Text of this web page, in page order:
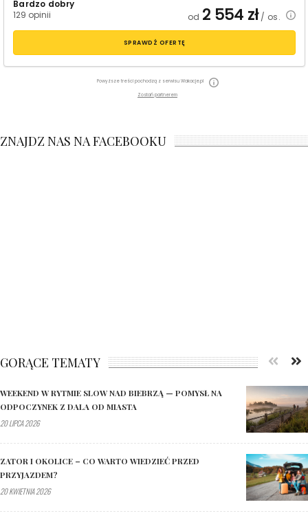
Bardzo dobry
129 opinii
od 2 554 zł/ os.
SPRAWDŹ OFERTĘ
Powyższe treści pochodzą z serwisu Wakacje.pl
Zostań partnerem
ZNAJDZ NAS NA FACEBOOKU
GORĄCE TEMATY
WEEKEND W RYTMIE SLOW NAD BIEBRZĄ — POMYSŁ NA
ODPOCZYNEK Z DALA OD MIASTA
20 LIPCA 2026
ZATOR I OKOLICE – CO WARTO WIEDZIEĆ PRZED
PRZYJAZDEM?
20 KWIETNIA 2026